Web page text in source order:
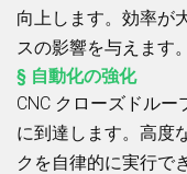
向上します。効率が
スの影響を与えます。
§ 自動化の強化
CNC クローズドル
に到達します。高度
クを自律的に実行で